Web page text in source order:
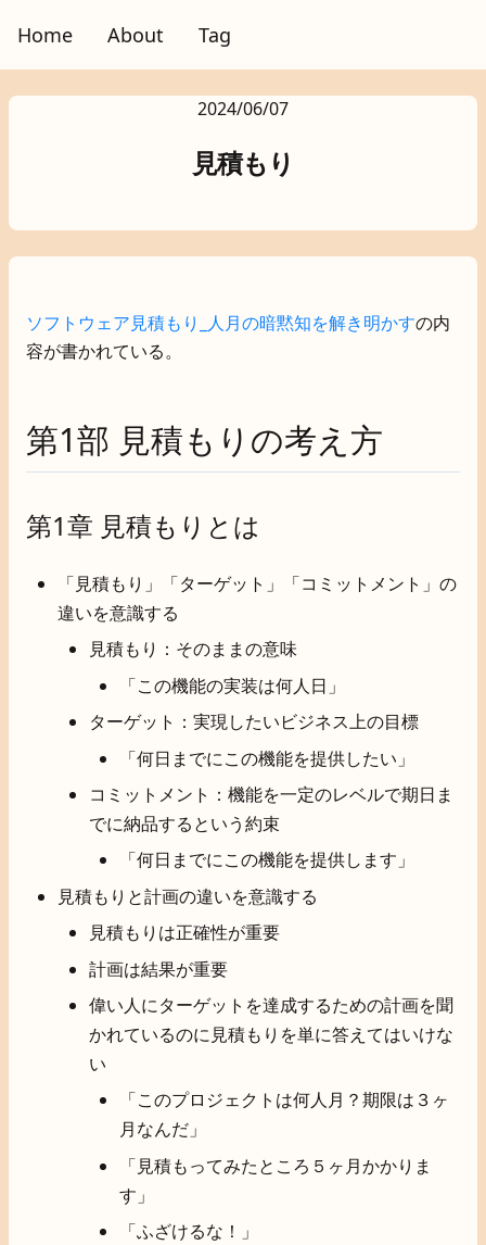
Home About Tag
2024/06/07
見積もり
ソフトウェア見積もり_人月の暗黙知を解き明かすの内
容が書かれている。
第1部 見積もりの考え方
第1章 見積もりとは
「見積もり」「ターゲット」「コミットメント」の
違いを意識する
見積もり：そのままの意味
「この機能の実装は何人日」
ターゲット：実現したいビジネス上の目標
「何日までにこの機能を提供したい」
コミットメント：機能を一定のレベルで期日ま
でに納品するという約束
「何日までにこの機能を提供します」
見積もりと計画の違いを意識する
見積もりは正確性が重要
計画は結果が重要
偉い人にターゲットを達成するための計画を聞
かれているのに見積もりを単に答えてはいけな
い
「このプロジェクトは何人月？期限は３ヶ
月なんだ」
「見積もってみたところ５ヶ月かかりま
す」
「ふざけるな！」